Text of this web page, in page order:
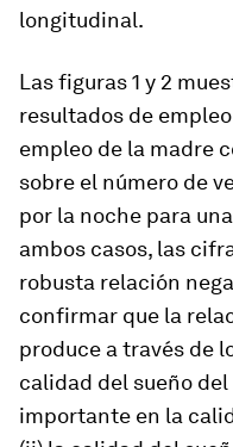
longitudinal.
Las figuras 1 y 2
resultados de
empleo de la madre
sobre el número de
por la noche para
ambos casos, las
robusta relación
confirmar que la
produce a través de
calidad del sueño
importante en la